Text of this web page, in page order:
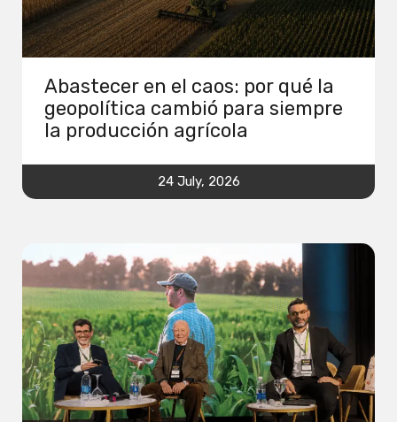
Abastecer en el caos: por qué la
geopolítica cambió para siempre
la producción agrícola
24 July, 2026